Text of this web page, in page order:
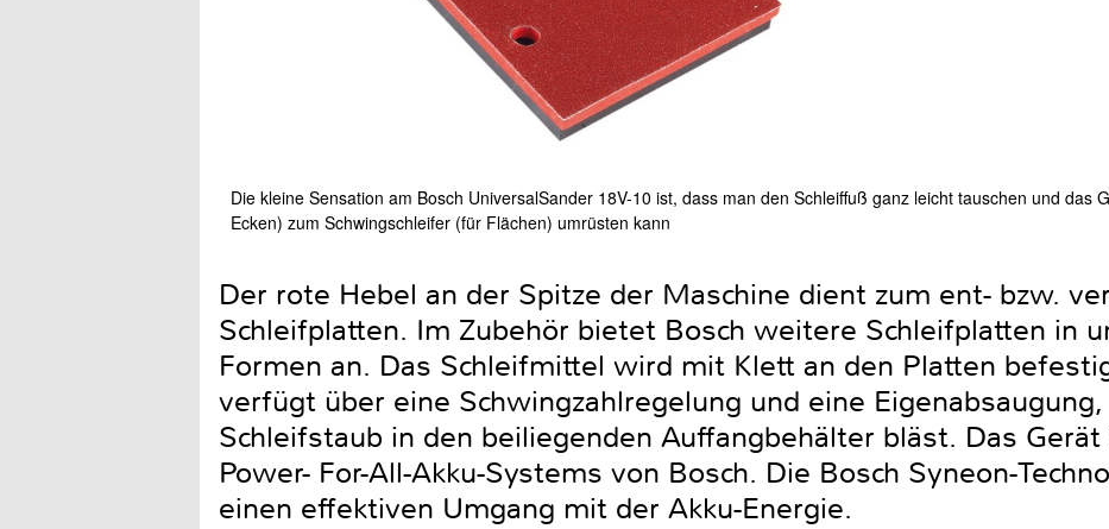
Die kleine Sensation am Bosch UniversalSander 18V-10 ist, dass man den Schleiffuß ganz leicht tauschen und das
Ecken) zum Schwingschleifer (für Flächen) umrüsten kann
Der rote Hebel an der Spitze der Maschine dient zum ent- bzw.
Schleifplatten. Im Zubehör bietet Bosch weitere Schleifplatten in
Formen an. Das Schleifmittel wird mit Klett an den Platten
verfügt über eine Schwingzahlregelung und eine
Schleifstaub in den beiliegenden Auffangbehälter bläst. Das Gerät
Power- For-All-Akku-Systems von Bosch. Die Bosch Syneon-
einen effektiven Umgang mit der Akku-Energie.